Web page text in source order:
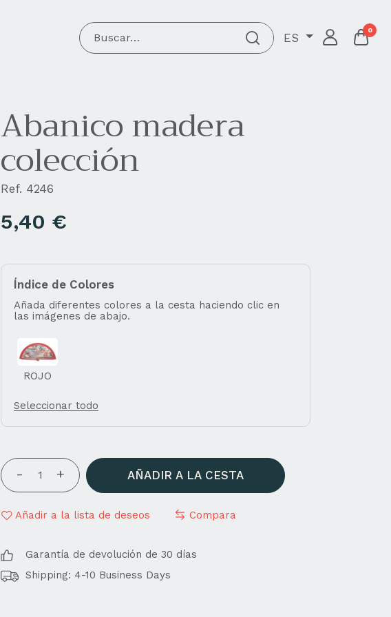
ES
0
Abanico madera
colección
Índice de Colores
Añada diferentes colores a la cesta haciendo clic en
las imágenes de abajo.
ROJO
Seleccionar todo
Ref. 4246
5,40 €
AÑADIR A LA CESTA
Añadir a la lista de deseos Compara
Garantía de devolución de 30 días
Shipping: 4-10 Business Days